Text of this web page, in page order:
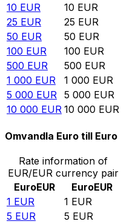
10 EUR 10 EUR
25 EUR 25 EUR
50 EUR 50 EUR
100 EUR 100 EUR
500 EUR 500 EUR
1 000 EUR 1 000 EUR
5 000 EUR 5 000 EUR
10 000 EUR 10 000 EUR
Omvandla Euro till Euro
Rate information of
EUR/EUR currency pair
EuroEUR EuroEUR
1 EUR 1 EUR
5 EUR 5 EUR